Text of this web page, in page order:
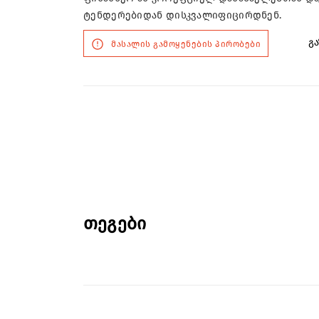
ტენდერებიდან დისკვალიფიცირდნენ.
მასალის გამოყენების პირობები
თეგები